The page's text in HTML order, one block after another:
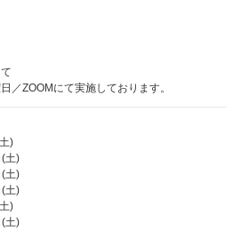
／ZOOMにて実施しております。
)
土)
土)
土)
)
土)